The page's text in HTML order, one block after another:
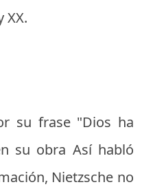
XX.
su frase "Dios ha
su obra Así habló
Nietzsche no